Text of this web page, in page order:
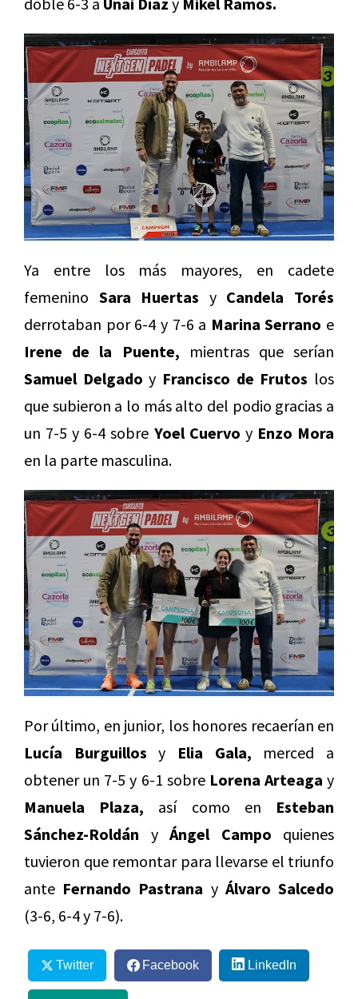
Ya entre los más mayores, en cadete
femenino Sara Huertas y Candela Torés
derrotaban por 6-4 y 7-6 a Marina Serrano e
Irene de la Puente, mientras que serían
Samuel Delgado y Francisco de Frutos los
que subieron a lo más alto del podio gracias a
un 7-5 y 6-4 sobre Yoel Cuervo y Enzo Mora
en la parte masculina.
Por último, en junior, los honores recaerían en
Lucía Burguillos y Elia Gala, merced a
obtener un 7-5 y 6-1 sobre Lorena Arteaga y
Manuela Plaza, así como en Esteban
Sánchez-Roldán y Ángel Campo quienes
tuvieron que remontar para llevarse el triunfo
ante Fernando Pastrana y Álvaro Salcedo
(3-6, 6-4 y 7-6).
Twitter Facebook LinkedIn